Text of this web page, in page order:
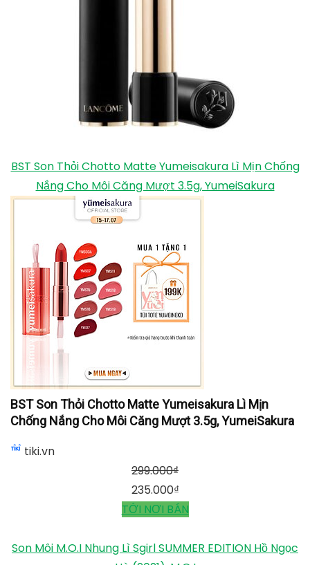
BST Son Thỏi Chotto Matte Yumeisakura Lì Mịn Chống
Nắng Cho Môi Căng Mượt 3.5g, YumeiSakura
BST Son Thỏi Chotto Matte Yumeisakura Lì Mịn
Chống Nắng Cho Môi Căng Mượt 3.5g, YumeiSakura
tiki.vn
299.000₫
235.000₫
TỚI NƠI BÁN
Son Môi M.O.I Nhung Lì Sgirl SUMMER EDITION Hồ Ngọc